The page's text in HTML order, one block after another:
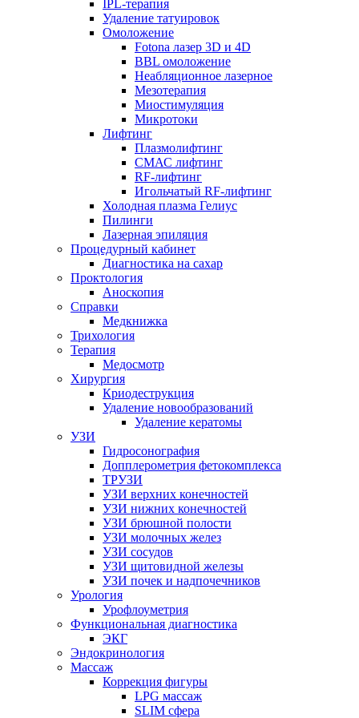
IPL-терапия
Удаление татуировок
Омоложение
Fotona лазер 3D и 4D
BBL омоложение
Неабляционное лазерное
Мезотерапия
Миостимуляция
Микротоки
Лифтинг
Плазмолифтинг
СМАС лифтинг
RF-лифтинг
Игольчатый RF-лифтинг
Холодная плазма Гелиус
Пилинги
Лазерная эпиляция
Процедурный кабинет
Диагностика на сахар
Проктология
Аноскопия
Справки
Медкнижка
Трихология
Терапия
Медосмотр
Хирургия
Криодеструкция
Удаление новообразований
Удаление кератомы
УЗИ
Гидросонография
Допплерометрия фетокомплекса
ТРУЗИ
УЗИ верхних конечностей
УЗИ нижних конечностей
УЗИ брюшной полости
УЗИ молочных желез
УЗИ сосудов
УЗИ щитовидной железы
УЗИ почек и надпочечников
Урология
Урофлоуметрия
Функциональная диагностика
ЭКГ
Эндокринология
Массаж
Коррекция фигуры
LPG массаж
SLIM сфера